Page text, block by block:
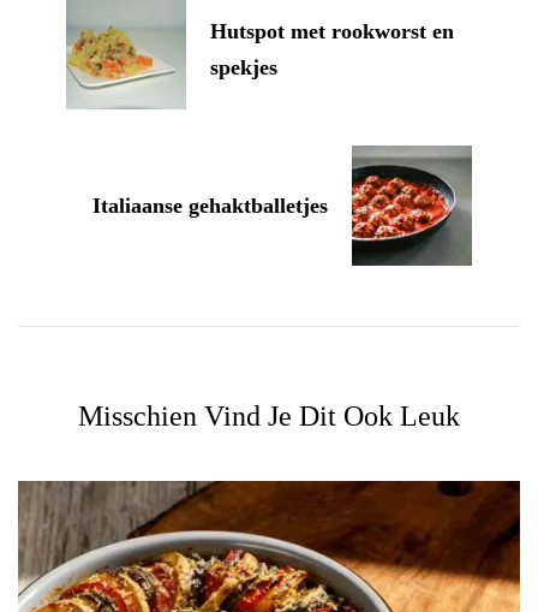
Hutspot met rookworst en
spekjes
Italiaanse gehaktballetjes
Misschien Vind Je Dit Ook Leuk